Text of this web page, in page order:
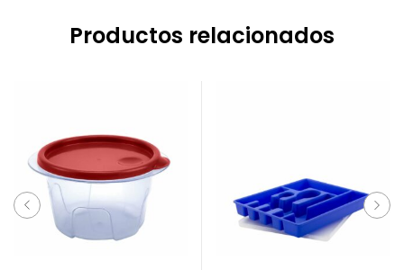
Productos relacionados